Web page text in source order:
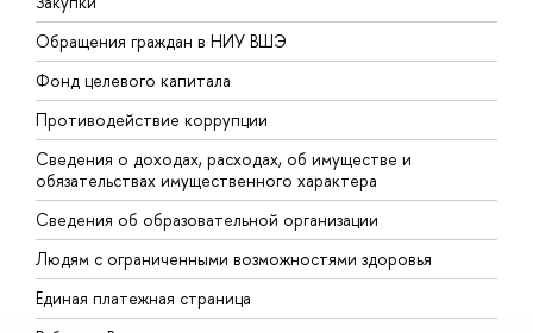
Обращения граждан в НИУ ВШЭ
Фонд целевого капитала
Противодействие коррупции
Сведения о доходах, расходах, об имуществе и
обязательствах имущественного характера
Сведения об образовательной организации
Людям с ограниченными возможностями здоровья
Единая платежная страница